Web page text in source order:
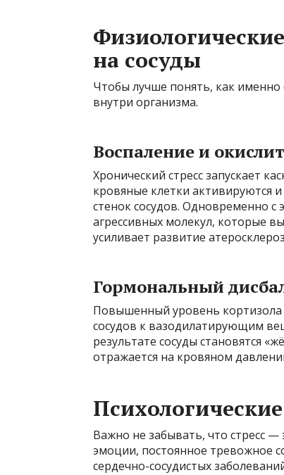
на сосуды
Чтобы лучше понять, как именно
внутри организма.
Воспаление и
Хронический стресс запускает
кровяные клетки активируются
стенок сосудов. Одновременно
агрессивных молекул, которые
усиливает развитие
Гормональный
Повышенный уровень кортизола
сосудов к вазодилатирующим
результате сосуды становятся
отражается на кровяном
Важно не забывать, что стресс —
эмоции, постоянное тревожное
сердечно-сосудистых